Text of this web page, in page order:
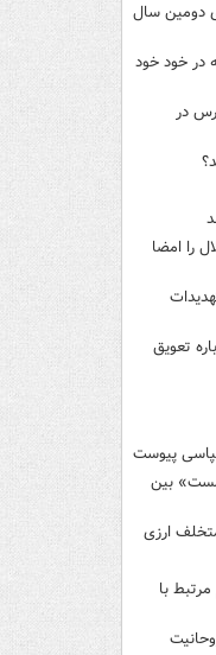
دومین سال
در خود خود
در
را امضا
تعویق
پیوست
مست» بین
با